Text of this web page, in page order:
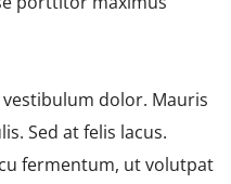
dolor. Mauris
Sed at felis lacus.
fermentum, ut volutpat